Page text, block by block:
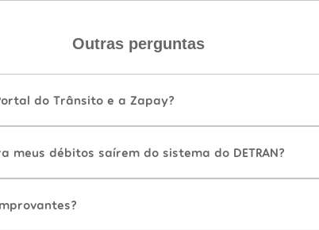
Outras perguntas
do Trânsito e a Zapay?
meus débitos saírem do sistema do DETRAN?